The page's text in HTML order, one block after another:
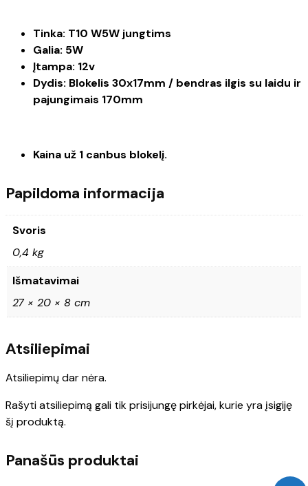
Tinka: T10 W5W jungtims
Galia: 5W
Įtampa: 12v
Dydis: Blokelis 30x17mm / bendras ilgis su laidu ir
pajungimais 170mm
Kaina už 1 canbus blokelį.
Papildoma informacija
Svoris
0,4 kg
Išmatavimai
27 × 20 × 8 cm
Atsiliepimai
Atsiliepimų dar nėra.
Rašyti atsiliepimą gali tik prisijungę pirkėjai, kurie yra įsigiję
šį produktą.
Panašūs produktai